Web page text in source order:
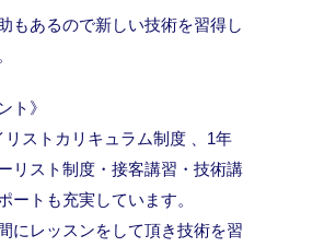
もあるので新しい技術を習得し
ト》
リストカリキュラム制度 、1年
リスト制度・接客講習・技術講
ートも充実しています。
にレッスンをして頂き技術を習